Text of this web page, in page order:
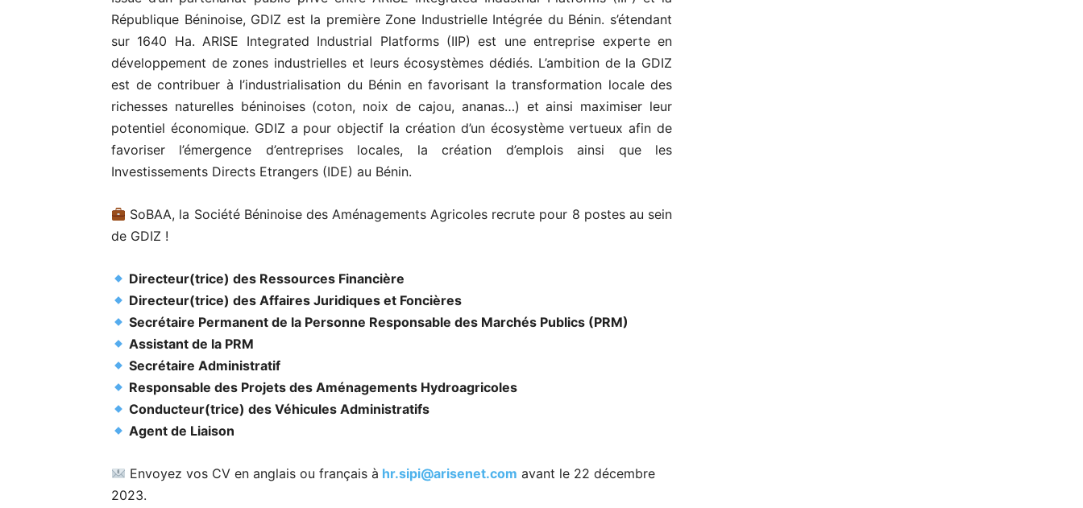
République Béninoise, GDIZ est la première Zone Industrielle Intégrée du Bénin. s’étendant
sur 1640 Ha. ARISE Integrated Industrial Platforms (IIP) est une entreprise experte en
développement de zones industrielles et leurs écosystèmes dédiés. L’ambition de la GDIZ
est de contribuer à l’industrialisation du Bénin en favorisant la transformation locale des
richesses naturelles béninoises (coton, noix de cajou, ananas…) et ainsi maximiser leur
potentiel économique. GDIZ a pour objectif la création d’un écosystème vertueux afin de
favoriser l’émergence d’entreprises locales, la création d’emplois ainsi que les
Investissements Directs Etrangers (IDE) au Bénin.
SoBAA, la Société Béninoise des Aménagements Agricoles recrute pour 8 postes au sein
de GDIZ !
Directeur(trice) des Ressources Financière
Directeur(trice) des Affaires Juridiques et Foncières
Secrétaire Permanent de la Personne Responsable des Marchés Publics (PRM)
Assistant de la PRM
Secrétaire Administratif
Responsable des Projets des Aménagements Hydroagricoles
Conducteur(trice) des Véhicules Administratifs
Agent de Liaison
Envoyez vos CV en anglais ou français à hr.sipi@arisenet.com avant le 22 décembre
2023.